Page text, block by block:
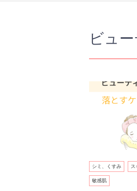
ビュ
シミ、くすみ ス
敏感肌